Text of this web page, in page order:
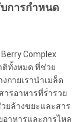
การกําหนด
Complex
ติทั้งหมด ที่ช่วย
กายเรานําเมล็ด
ารอาหารที่ร่ํารวย
ยล้างขยะและสาร
าหารและการไหล